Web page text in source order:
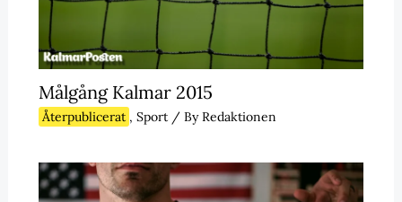
Målgång Kalmar 2015
Återpublicerat , Sport/ ByRedaktionen